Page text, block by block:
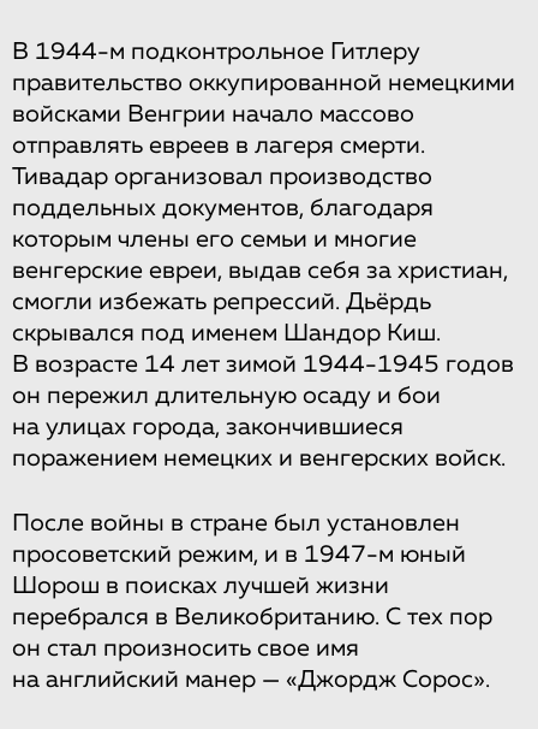
В 1944-м подконтрольное Гитлеру
правительство оккупированной немецкими
войсками Венгрии начало массово
отправлять евреев в лагеря смерти.
Тивадар организовал производство
поддельных документов, благодаря
которым члены его семьи и многие
венгерские евреи, выдав себя за христиан,
смогли избежать репрессий. Дьёрдь
скрывался под именем Шандор Киш.
В возрасте 14 лет зимой 1944-1945 годов
он пережил длительную осаду и бои
на улицах города, закончившиеся
поражением немецких и венгерских войск.
После войны в стране был установлен
просоветский режим, и в 1947-м юный
Шорош в поисках лучшей жизни
перебрался в Великобританию. С тех пор
он стал произносить свое имя
на английский манер — «Джордж Сорос».